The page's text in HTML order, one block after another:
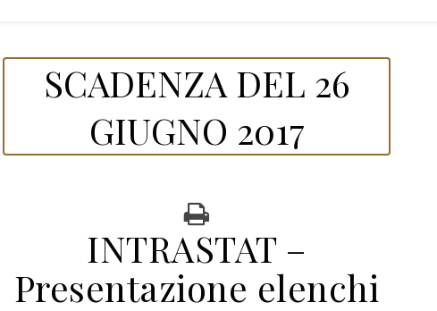
SCADENZA DEL 26
GIUGNO 2017
INTRASTAT –
Presentazione elenchi